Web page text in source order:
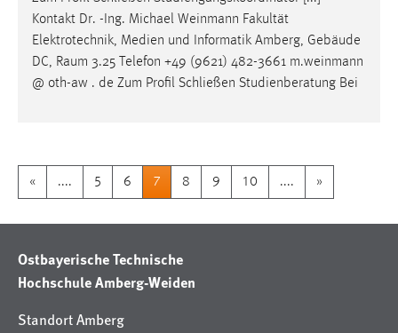
Kontakt Dr. -Ing. Michael Weinmann Fakultät
Elektrotechnik, Medien und Informatik Amberg, Gebäude
DC, Raum 3.25 Telefon +49 (9621) 482-3661 m.weinmann
@ oth-aw . de Zum Profil Schließen Studienberatung Bei
« .... 5 6 7 8 9 10 .... »
Ostbayerische Technische
Hochschule Amberg-Weiden
Standort Amberg